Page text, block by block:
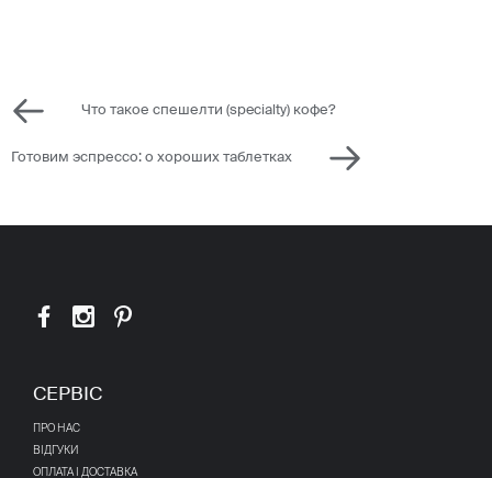
Что такое спешелти (specialty) кофе?
Готовим эспрессо: о хороших таблетках
СЕРВІС
ПРО НАС
ВІДГУКИ
ОПЛАТА І ДОСТАВКА